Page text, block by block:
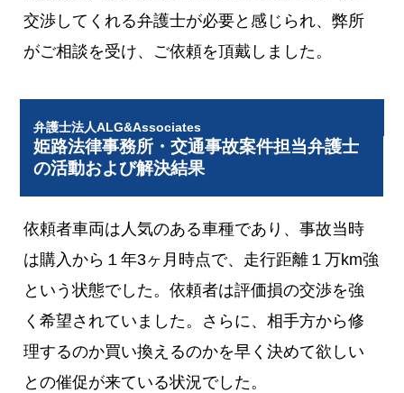
交渉してくれる弁護士が必要と感じられ、弊所
がご相談を受け、ご依頼を頂戴しました。
弁護士法人ALG&Associates
姫路法律事務所・交通事故案件担当弁護士
の活動および解決結果
依頼者車両は人気のある車種であり、事故当時
は購入から１年3ヶ月時点で、走行距離１万km強
という状態でした。依頼者は評価損の交渉を強
く希望されていました。さらに、相手方から修
理するのか買い換えるのかを早く決めて欲しい
との催促が来ている状況でした。